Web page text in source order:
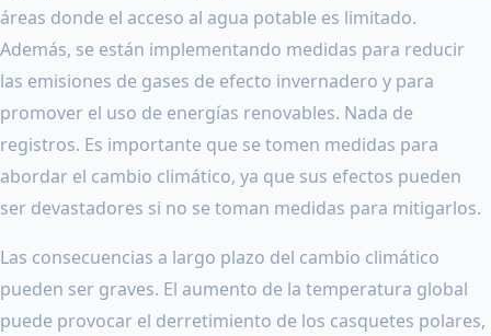
áreas donde el acceso al agua potable es limitado.
Además, se están implementando medidas para reducir
las emisiones de gases de efecto invernadero y para
promover el uso de energías renovables. Nada de
registros. Es importante que se tomen medidas para
abordar el cambio climático, ya que sus efectos pueden
ser devastadores si no se toman medidas para mitigarlos.
Las consecuencias a largo plazo del cambio climático
pueden ser graves. El aumento de la temperatura global
puede provocar el derretimiento de los casquetes polares,